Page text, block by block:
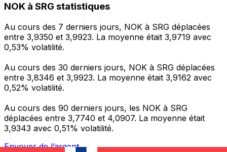
NOK à SRG statistiques
Au cours des 7 derniers jours, NOK à SRG déplacées
entre 3,9350 et 3,9923. La moyenne était 3,9719 avec
0,53% volatilité.
Au cours des 30 derniers jours, NOK à SRG déplacées
entre 3,8346 et 3,9923. La moyenne était 3,9162 avec
0,52% volatilité.
Au cours des 90 derniers jours, les NOK à SRG
déplacées entre 3,7740 et 4,0907. La moyenne était
3,9343 avec 0,51% volatilité.
Envoyer de l’argent